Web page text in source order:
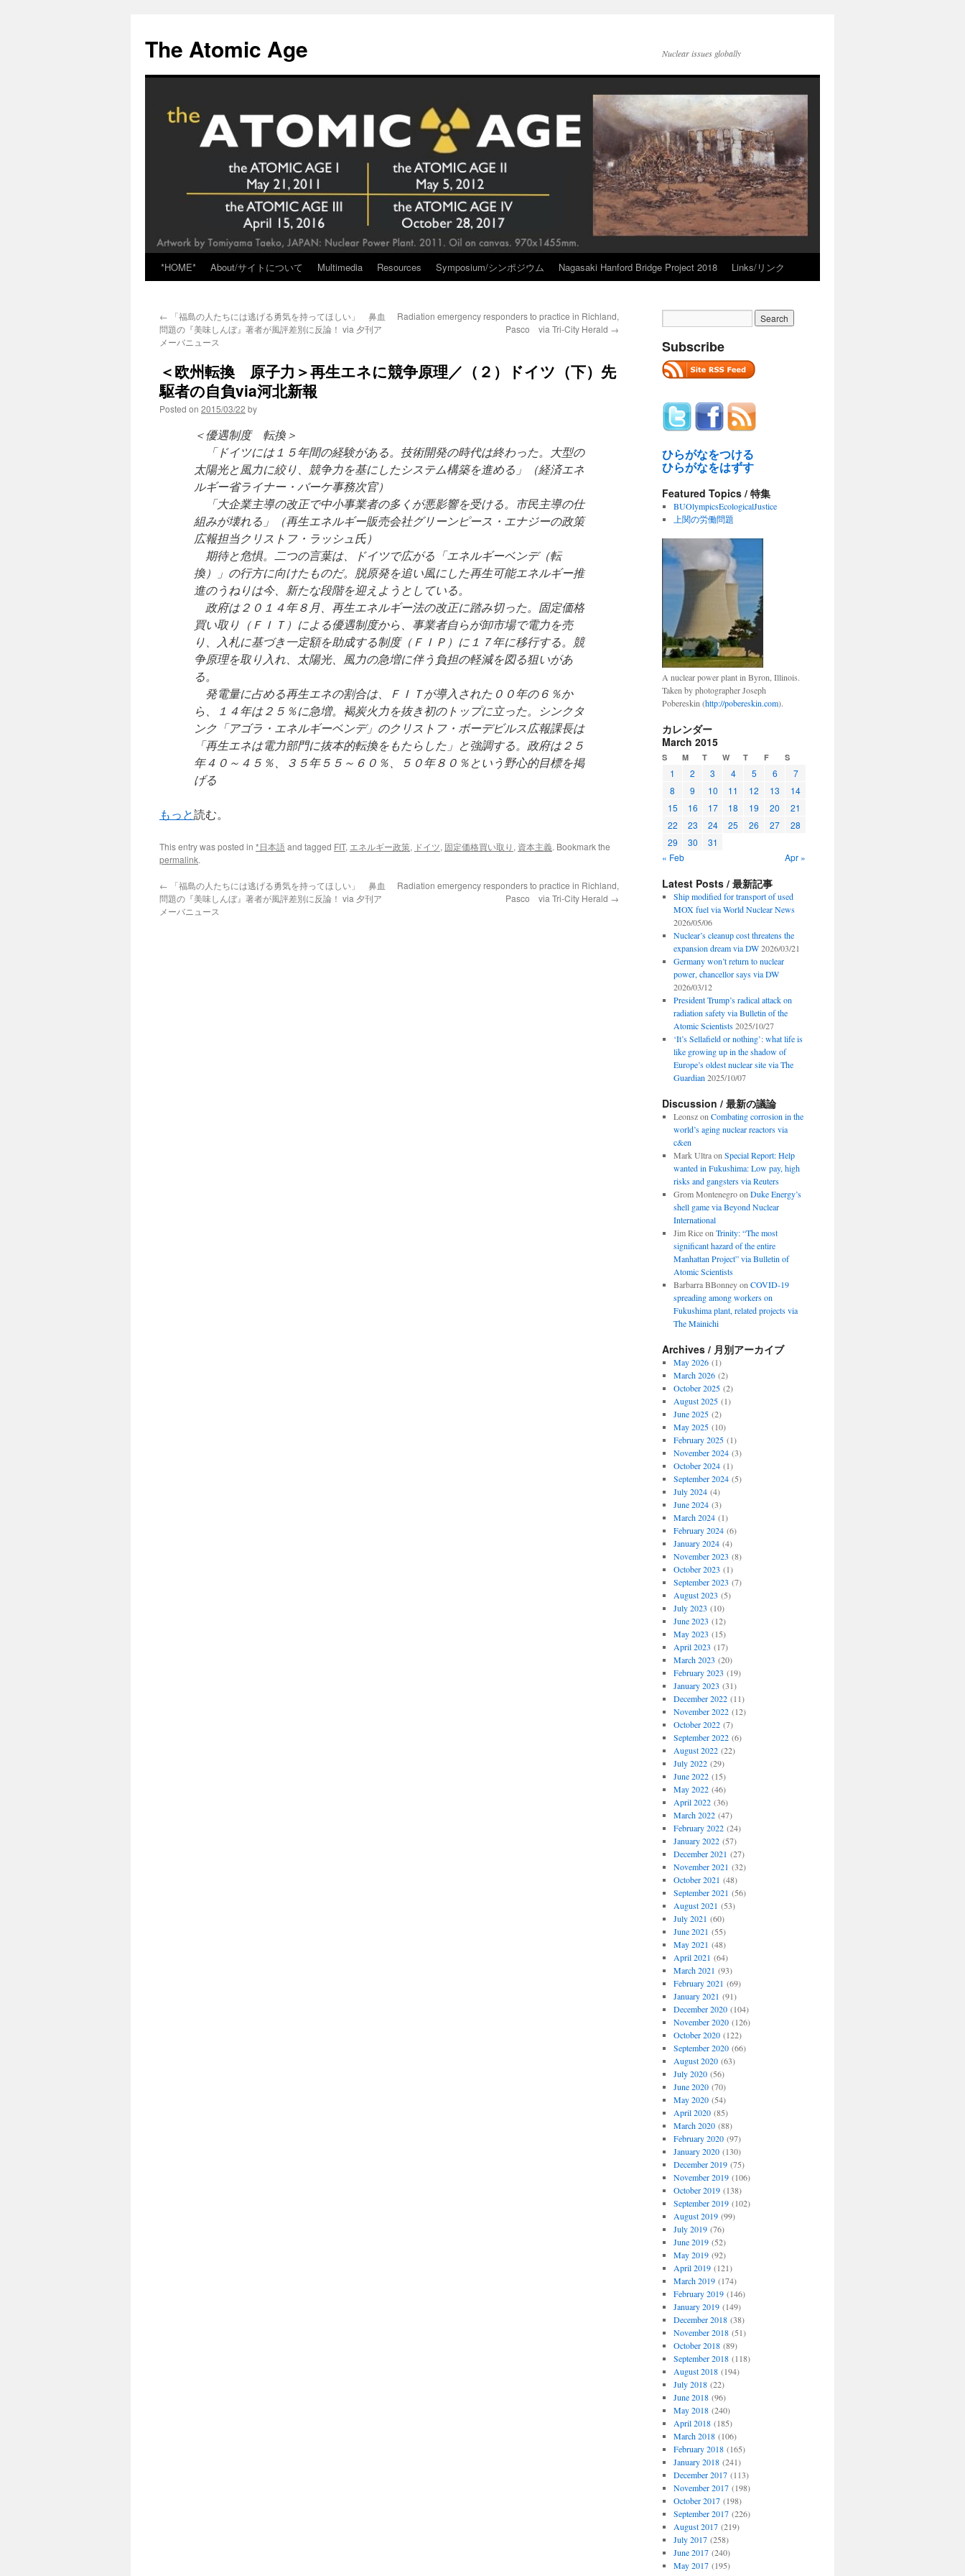
content
The Atomic Age Nuclear issues globally
*HOME* About/サイトについて Multimedia Resources Symposium/シンポジウム Nagasaki Hanford Bridge Project 2018 Links/リンク
← 「福島の人たちには逃げる勇気を持ってほしい」 鼻血
問題の『美味しんぼ』著者が風評差別に反論！ via 夕刊ア
メーバニュース
Radiation emergency responders to practice in Richland,
Pasco via Tri-City Herald →
＜欧州転換 原子力＞再生エネに競争原理／（２）ドイツ（下）先
駆者の自負via河北新報
Posted on 2015/03/22 by
＜優遇制度 転換＞
「ドイツには１５年間の経験がある。技術開発の時代は終わった。大型の
太陽光と風力に絞り、競争力を基にしたシステム構築を進める」（経済エネ
ルギー省ライナー・バーケ事務次官）
「大企業主導の改正で中小事業者の多くが悪影響を受ける。市民主導の仕
組みが壊れる」（再生エネルギー販売会社グリーンピース・エナジーの政策
広報担当クリストフ・ラッシュ氏）
期待と危惧。二つの言葉は、ドイツで広がる「エネルギーベンデ（転
換）」の行方に向けたものだ。脱原発を追い風にした再生可能エネルギー推
進のうねりは今、新たな段階を迎えようとしている。
政府は２０１４年８月、再生エネルギー法の改正に踏み切った。固定価格
買い取り（ＦＩＴ）による優遇制度から、事業者自らが卸市場で電力を売
り、入札に基づき一定額を助成する制度（ＦＩＰ）に１７年に移行する。競
争原理を取り入れ、太陽光、風力の急増に伴う負担の軽減を図る狙いがあ
る。
発電量に占める再生エネの割合は、ＦＩＴが導入された００年の６％か
ら、１４年は２５％に急増。褐炭火力を抜き初のトップに立った。シンクタ
ンク「アゴラ・エネルギーベンデ」のクリストフ・ボーデビルス広報課長は
「再生エネは電力部門に抜本的転換をもたらした」と強調する。政府は２５
年４０～４５％、３５年５５～６０％、５０年８０％という野心的目標を掲
げる
もっと読む。
This entry was posted in *日本語and tagged FIT, エネルギー政策, ドイツ, 固定価格買い取り , 資本主義. Bookmark the
permalink.
← 「福島の人たちには逃げる勇気を持ってほしい」 鼻血
問題の『美味しんぼ』著者が風評差別に反論！ via 夕刊ア
メーバニュース
Radiation emergency responders to practice in Richland,
Pasco via Tri-City Herald →
Subscribe
ひらがなをつける
ひらがなをはずす
Featured Topics / 特集
BUOlympicsEcologicalJustice
上関の労働問題
A nuclear power plant in Byron, Illinois.
Taken by photographer Joseph
Pobereskin (http://pobereskin.com).
カレンダー
March 2015
S M T W T F S
1 2 3 4 5 6
7
8
9 10 11 12 13
14
15
16 17 18 19 20
21
22
23 24 25 26 27
28
29
30
31
« Feb
Apr »
Latest Posts / 最新記事
Ship modified for transport of used
MOX fuel via World Nuclear News
2026/05/06
Nuclear’s cleanup cost threatens the
expansion dream via DW 2026/03/21
Germany won’t return to nuclear
power, chancellor says via DW
2026/03/12
President Trump’s radical attack on
radiation safety via Bulletin of the
Atomic Scientists 2025/10/27
‘It’s Sellafield or nothing’: what life is
like growing up in the shadow of
Europe’s oldest nuclear site via The
Guardian 2025/10/07
Discussion / 最新の議論
Leonszon Combating corrosion in the
world’s aging nuclear reactors via
c&en
Mark Ultraon Special Report: Help
wanted in Fukushima: Low pay, high
risks and gangsters via Reuters
Grom Montenegroon Duke Energy’s
shell game via Beyond Nuclear
International
Jim Riceon Trinity: “The most
significant hazard of the entire
Manhattan Project” via Bulletin of
Atomic Scientists
Barbarra BBonneyon COVID-19
spreading among workers on
Fukushima plant, related projects via
The Mainichi
Archives / 月別アーカイブ
May 2026(1)
March 2026(2)
October 2025(2)
August 2025(1)
June 2025(2)
May 2025(10)
February 2025(1)
November 2024(3)
October 2024(1)
September 2024(5)
July 2024(4)
June 2024(3)
March 2024(1)
February 2024(6)
January 2024(4)
November 2023 (8)
October 2023 (1)
September 2023 (7)
August 2023 (5)
July 2023 (10)
June 2023 (12)
May 2023 (15)
April 2023 (17)
March 2023 (20)
February 2023 (19)
January 2023 (31)
December 2022(11)
November 2022(12)
October 2022(7)
September 2022(6)
August 2022(22)
July 2022(29)
June 2022(15)
May 2022(46)
April 2022(36)
March 2022(47)
February 2022(24)
January 2022(57)
December 2021 (27)
November 2021 (32)
October 2021 (48)
September 2021 (56)
August 2021 (53)
July 2021 (60)
June 2021 (55)
May 2021 (48)
April 2021 (64)
March 2021 (93)
February 2021 (69)
January 2021 (91)
December 2020(104)
November 2020(126)
October 2020(122)
September 2020(66)
August 2020(63)
July 2020(56)
June 2020(70)
May 2020(54)
April 2020(85)
March 2020(88)
February 2020(97)
January 2020(130)
December 2019(75)
November 2019(106)
October 2019(138)
September 2019(102)
August 2019(99)
July 2019(76)
June 2019(52)
May 2019(92)
April 2019(121)
March 2019(174)
February 2019(146)
January 2019(149)
December 2018(38)
November 2018(51)
October 2018(89)
September 2018(118)
August 2018(194)
July 2018(22)
June 2018(96)
May 2018(240)
April 2018(185)
March 2018(106)
February 2018(165)
January 2018(241)
December 2017(113)
November 2017(198)
October 2017(198)
September 2017(226)
August 2017(219)
July 2017(258)
June 2017(240)
May 2017(195)